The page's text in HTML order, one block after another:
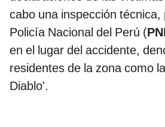
cabo una inspección técnica,
Policía Nacional del Perú (
en el lugar del accidente,
residentes de la zona como
Diablo'.